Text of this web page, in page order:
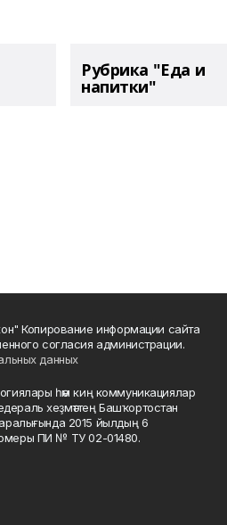
Рубрика "Еда и
напитки"
Копирование информации сайта
согласия администрации.
данных
һәм киң коммуникациялар
хеҙмәттең Башҡортостан
2015 йылдың 6
номеры ПИ № ТУ 02-01480.